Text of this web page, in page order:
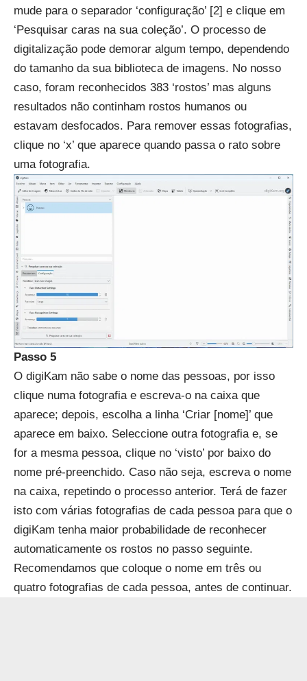
mude para o separador ‘configuração’ [2] e clique em
‘Pesquisar caras na sua coleção’. O processo de
digitalização pode demorar algum tempo, dependendo
do tamanho da sua biblioteca de imagens. No nosso
caso, foram reconhecidos 383 ‘rostos’ mas alguns
resultados não continham rostos humanos ou
estavam desfocados. Para remover essas fotografias,
clique no ‘x’ que aparece quando passa o rato sobre
uma fotografia.
Passo 5
O digiKam não sabe o nome das pessoas, por isso
clique numa fotografia e escreva-o na caixa que
aparece; depois, escolha a linha ‘Criar [nome]’ que
aparece em baixo. Seleccione outra fotografia e, se
for a mesma pessoa, clique no ‘visto’ por baixo do
nome pré-preenchido. Caso não seja, escreva o nome
na caixa, repetindo o processo anterior. Terá de fazer
isto com várias fotografias de cada pessoa para que o
digiKam tenha maior probabilidade de reconhecer
automaticamente os rostos no passo seguinte.
Recomendamos que coloque o nome em três ou
quatro fotografias de cada pessoa, antes de continuar.